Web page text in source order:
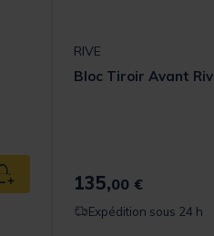
Ajouter au panier
RIVE
Bloc Tiroir Avant
135,00 €
Expédition sous 24 h